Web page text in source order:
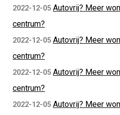
2022-12-05 Autovrij? Meer
centrum?
2022-12-05 Autovrij? Meer
centrum?
2022-12-05 Autovrij? Meer
centrum?
2022-12-05 Autovrij? Meer